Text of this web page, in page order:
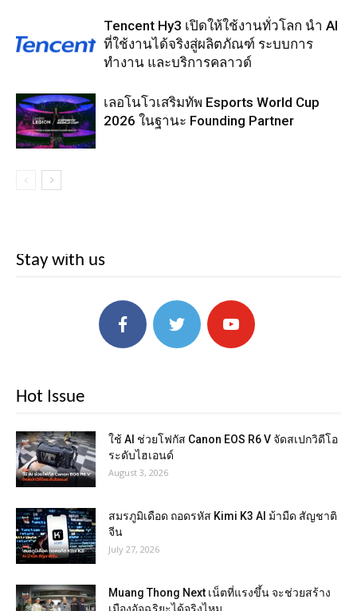
Tencent Hy3 เปิดให้ใช้งานทั่วโลก นำ AI
ที่ใช้งานได้จริงสู่ผลิตภัณฑ์ ระบบการ
ทำงาน และบริการคลาวด์
เลอโนโวเสริมทัพ Esports World Cup
2026 ในฐานะ Founding Partner
Stay with us
Hot Issue
ใช้ AI ช่วยโฟกัส Canon EOS R6 V จัดสเปกวิดีโอ
ระดับไฮเอนด์
August 3, 2026
สมรภูมิเดือด ถอดรหัส Kimi K3 AI ม้ามืด สัญชาติ
จีน
July 27, 2026
Muang Thong Next เน็ตที่แรงขึ้น จะช่วยสร้าง
เมืองอัจฉริยะได้จริงไหม